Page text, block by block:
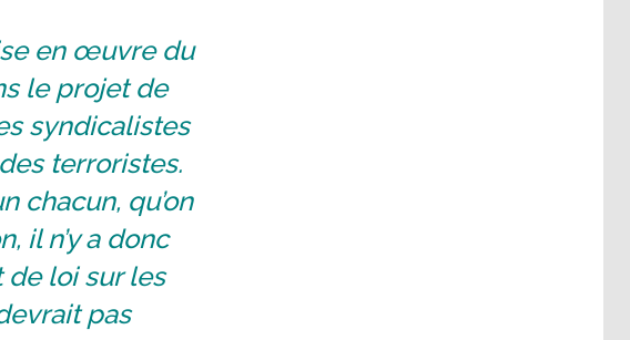
en œuvre du
le projet de
syndicalistes
terroristes.
chacun, qu’on
il n’y a donc
loi sur les
pas